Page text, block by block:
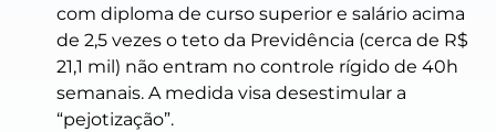
com diploma de curso superior e salário acima
de 2,5 vezes o teto da Previdência (cerca de R$
21,1 mil) não entram no controle rígido de 40h
semanais. A medida visa desestimular a
“pejotização”.